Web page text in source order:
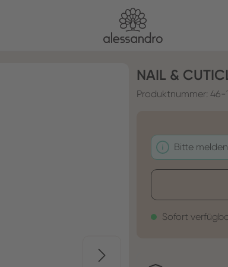
NAIL &
Produktnummer: 46-
Bitte
Sofort